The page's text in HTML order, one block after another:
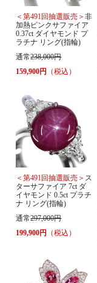
＜第491回抽選販売＞非
加熱ピンクサファイア
0.37ct ダイヤモンド プ
ラチナ リング(指輪)
通常238,000円
159,900円
（税込）
＜第491回抽選販売＞ ス
ターサファイア 7ct ダ
イヤモンド 0.5ct プラチ
ナ リング(指輪)
通常297,000円
199,900円
（税込）